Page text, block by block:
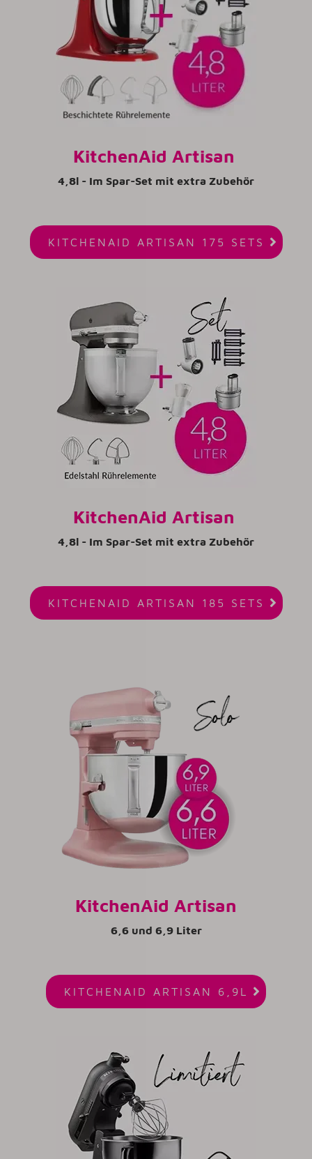
KitchenAid Artisan
4,8l - Im Spar-Set mit extra Zubehör
KITCHENAID ARTISAN 175 SETS 
KitchenAid Artisan
4,8l - Im Spar-Set mit extra Zubehör
KITCHENAID ARTISAN 185 SETS 
KitchenAid Artisan
6,6 und 6,9 Liter
KITCHENAID ARTISAN 6,9L 